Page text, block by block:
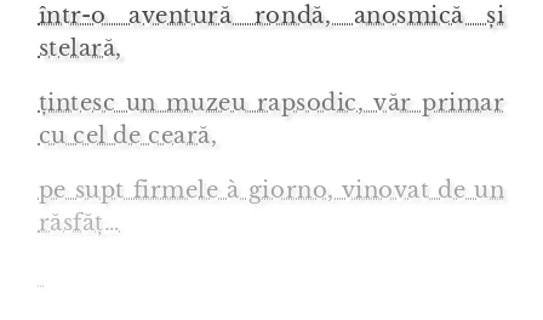
într-o aventură rondă, anosmică și
stelară,
țintesc un muzeu rapsodic, văr primar
cu cel de ceară,
pe supt firmele à giorno, vinovat de un
răsfăț…